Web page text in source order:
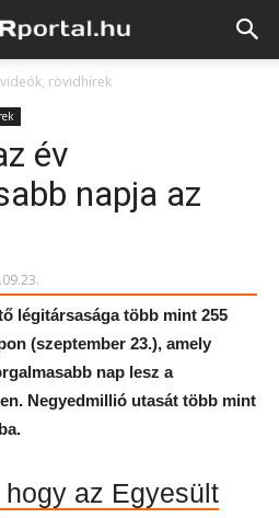
rövidhírek
év
napja az
légitársasága több mint 255
(szeptember 23.), amely
nap lesz a
Negyedmillió utasát több mint
az Egyesült